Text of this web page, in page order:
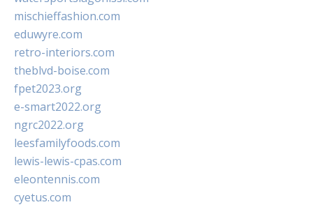
mischieffashion.com
eduwyre.com
retro-interiors.com
theblvd-boise.com
fpet2023.org
e-smart2022.org
ngrc2022.org
leesfamilyfoods.com
lewis-lewis-cpas.com
eleontennis.com
cyetus.com